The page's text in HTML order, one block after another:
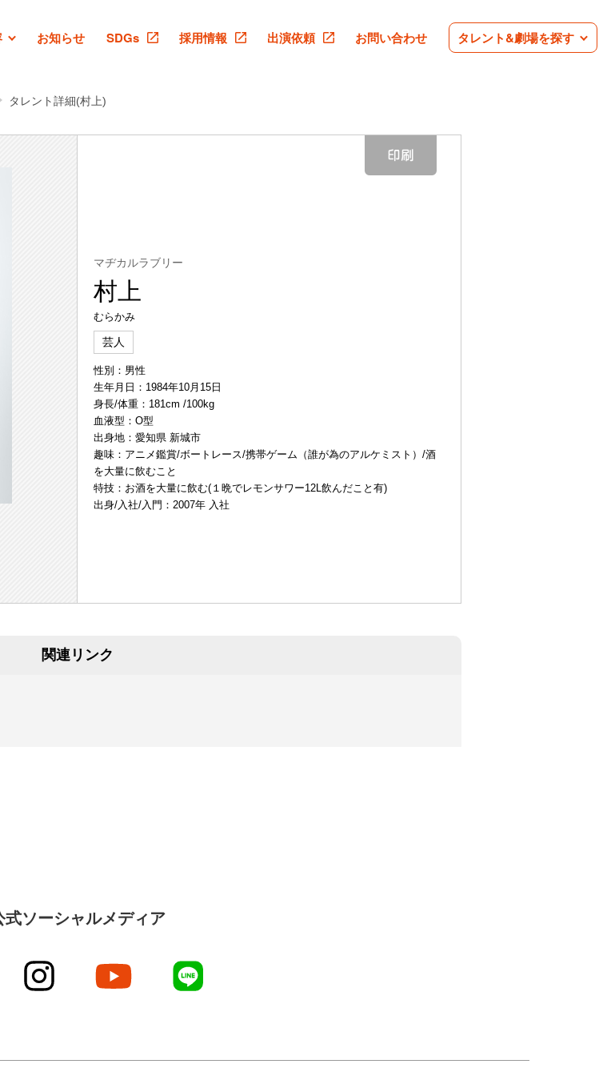
お知らせ SDGs 採用情報 出演依頼 お問い合わせ タレント&劇場を探す
タレント詳細(村上)
マヂカルラブリー
村上
むらかみ
芸人
性別：男性
生年月日：1984年10月15日
身長/体重：181cm /100kg
血液型：O型
出身地：愛知県 新城市
趣味：アニメ鑑賞/ボートレース/携帯ゲーム（誰が為のアルケミスト）/酒
を大量に飲むこと
特技：お酒を大量に飲む(１晩でレモンサワー12L飲んだこと有)
出身/入社/入門：2007年 入社
関連リンク
式ソーシャルメディア
instagram youtube